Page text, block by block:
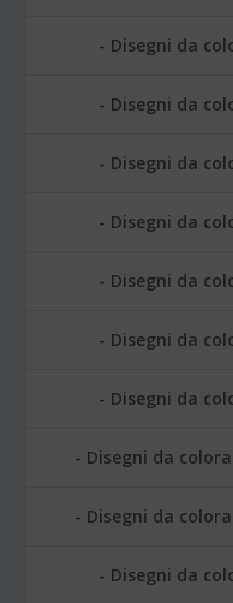
Disegni da
Disegni da
Disegni da
Disegni da
Disegni da
Disegni da
Disegni da
Disegni da
Disegni da
Disegni da